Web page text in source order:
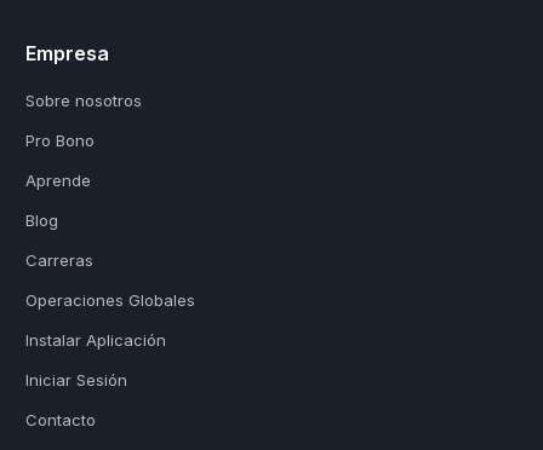
Empresa
Sobre nosotros
Pro Bono
Aprende
Blog
Carreras
Operaciones Globales
Instalar Aplicación
Iniciar Sesión
Contacto